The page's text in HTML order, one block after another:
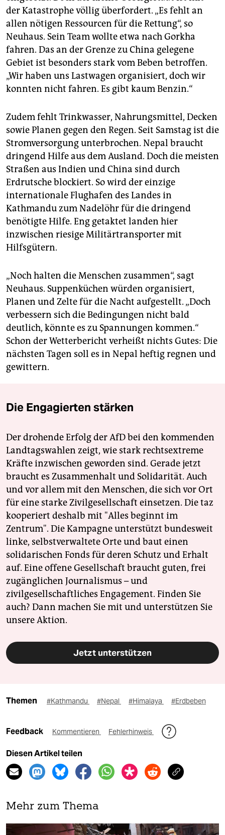
der Katastrophe völlig überfordert. „Es fehlt an
allen nötigen Ressourcen für die Rettung“, so
Neuhaus. Sein Team wollte etwa nach Gorkha
fahren. Das an der Grenze zu China gelegene
Gebiet ist besonders stark vom Beben betroffen.
„Wir haben uns Lastwagen organisiert, doch wir
konnten nicht fahren. Es gibt kaum Benzin.“
Zudem fehlt Trinkwasser, Nahrungsmittel, Decken
sowie Planen gegen den Regen. Seit Samstag ist die
Stromversorgung unterbrochen. Nepal braucht
dringend Hilfe aus dem Ausland. Doch die meisten
Straßen aus Indien und China sind durch
Erdrutsche blockiert. So wird der einzige
internationale Flughafen des Landes in
Kathmandu zum Nadelöhr für die dringend
benötigte Hilfe. Eng getaktet landen hier
inzwischen riesige Militärtransporter mit
Hilfsgütern.
„Noch halten die Menschen zusammen“, sagt
Neuhaus. Suppenküchen würden organisiert,
Planen und Zelte für die Nacht aufgestellt. „Doch
verbessern sich die Bedingungen nicht bald
deutlich, könnte es zu Spannungen kommen.“
Schon der Wetterbericht verheißt nichts Gutes: Die
nächsten Tagen soll es in Nepal heftig regnen und
gewittern.
Die Engagierten stärken
Der drohende Erfolg der AfD bei den kommenden
Landtagswahlen zeigt, wie stark rechtsextreme
Kräfte inzwischen geworden sind. Gerade jetzt
braucht es Zusammenhalt und Solidarität. Auch
und vor allem mit den Menschen, die sich vor Ort
für eine starke Zivilgesellschaft einsetzen. Die taz
kooperiert deshalb mit "Alles beginnt im
Zentrum". Die Kampagne unterstützt bundesweit
linke, selbstverwaltete Orte und baut einen
solidarischen Fonds für deren Schutz und Erhalt
auf. Eine offene Gesellschaft braucht guten, frei
zugänglichen Journalismus – und
zivilgesellschaftliches Engagement. Finden Sie
auch? Dann machen Sie mit und unterstützen Sie
unsere Aktion.
Jetzt unterstützen
Themen #Kathmandu #Nepal #Himalaya #Erdbeben
Feedback Kommentieren Fehlerhinweis
Diesen Artikel teilen
Mehr zum Thema